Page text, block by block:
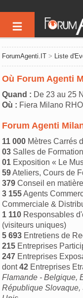
ForumAgenti.IT > Liste
Où Forum Agenti
Quand : De 23 au 25
Où : Fiera Milano
Forum Agenti
11 000 Mètres Carrés
03 Salles de
01 Exposition « Le
59Ateliers, Cours de
379 Conseil en
3 155Agents
Commerciale &
1 110 Responsables
(visiteurs uniques)
5 693 Entretiens de
215 Entreprises
247 Entreprises
dont42 Entreprises
Flamande - Belgique,
République Slovaque,